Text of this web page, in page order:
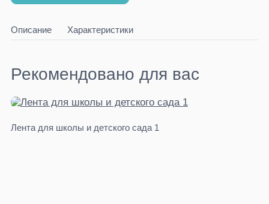
Описание Характеристики
Рекомендовано для вас
Лента для школы и детского сада 1